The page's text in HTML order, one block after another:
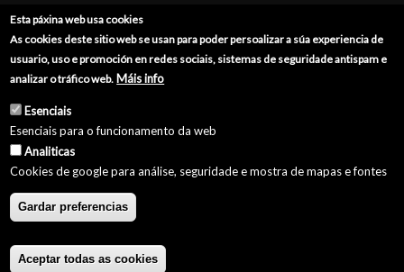
Cita previa
Sede electrónica
Catálogo de trámites
Punto de información catastral
Punto Limpio
© Concello de Burela 2026 //
//GaliciaDigital
Esta páxina web usa cookies
As cookies deste sitio web se usan para poder persoalizar a súa experiencia de
usuario, uso e promoción en redes sociais, sistemas de seguridade antispam e
analizar o tráfico web. Máis info
Esenciais
Esenciais para o funcionamento da web
Analiticas
Cookies de google para análise, seguridade e mostra de mapas e fontes
Gardar preferencias
Aceptar todas as cookies